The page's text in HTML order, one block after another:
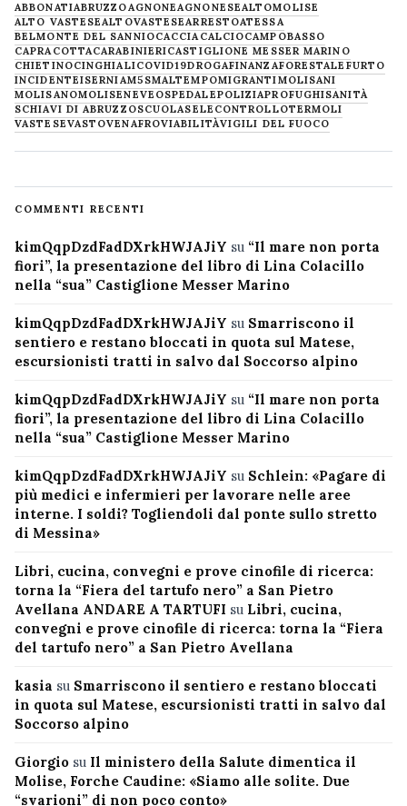
ABBONATIABRUZZOAGNONEAGNONESEALTOMOLISE
ALTO VASTESEALTOVASTESEARRESTOATESSA
BELMONTE DEL SANNIOCACCIACALCIOCAMPOBASSO
CAPRACOTTACARABINIERICASTIGLIONE MESSER MARINO
CHIETINOCINGHIALICOVID19DROGAFINANZAFORESTALE FURTO
INCIDENTEISERNIAM5SMALTEMPOMIGRANTIMOLISANI
MOLISANOMOLISENEVE OSPEDALEPOLIZIAPROFUGHISANITÀ
SCHIAVI DI ABRUZZOSCUOLASELECONTROLLOTERMOLI
VASTESEVASTOVENAFROVIABILITÀVIGILI DEL FUOCO
COMMENTI RECENTI
kimQqpDzdFadDXrkHWJAJiY su “Il mare non porta
fiori”, la presentazione del libro di Lina Colacillo
nella “sua” Castiglione Messer Marino
kimQqpDzdFadDXrkHWJAJiY su Smarriscono il
sentiero e restano bloccati in quota sul Matese,
escursionisti tratti in salvo dal Soccorso alpino
kimQqpDzdFadDXrkHWJAJiY su “Il mare non porta
fiori”, la presentazione del libro di Lina Colacillo
nella “sua” Castiglione Messer Marino
kimQqpDzdFadDXrkHWJAJiY su Schlein: «Pagare di
più medici e infermieri per lavorare nelle aree
interne. I soldi? Togliendoli dal ponte sullo stretto
di Messina»
Libri, cucina, convegni e prove cinofile di ricerca:
torna la “Fiera del tartufo nero” a San Pietro
Avellana ANDARE A TARTUFI su Libri, cucina,
convegni e prove cinofile di ricerca: torna la “Fiera
del tartufo nero” a San Pietro Avellana
kasia su Smarriscono il sentiero e restano bloccati
in quota sul Matese, escursionisti tratti in salvo dal
Soccorso alpino
Giorgio su Il ministero della Salute dimentica il
Molise, Forche Caudine: «Siamo alle solite. Due
“svarioni” di non poco conto»